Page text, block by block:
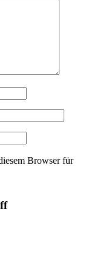
Browser für